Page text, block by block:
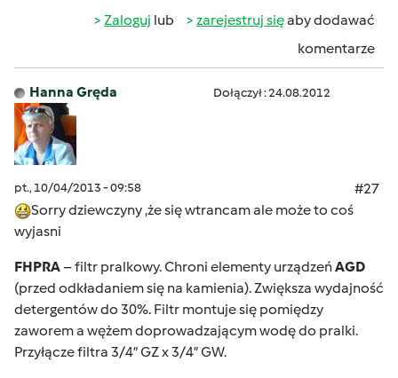
Zaloguj lub zarejestruj sięaby dodawać
komentarze
Hanna Gręda Dołączył : 24.08.2012
pt., 10/04/2013 - 09:58
#27
Sorry dziewczyny ,że się wtrancam ale może to coś
wyjasni
FHPRA– filtr pralkowy. Chroni elementy urządzeńAGD
(przed odkładaniem się na kamienia). Zwiększa wydajność
detergentów do 30%. Filtr montuje się pomiędzy
zaworem a wężem doprowadzającym wodę do pralki.
Przyłącze filtra 3/4” GZ x 3/4” GW.